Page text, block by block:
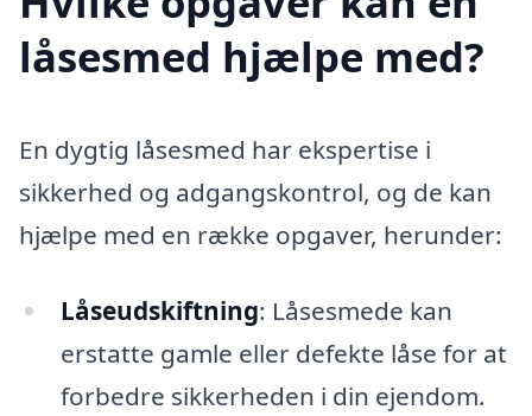
låsesmed hjælpe med?
En dygtig låsesmed har ekspertise i
sikkerhed og adgangskontrol, og de kan
hjælpe med en række opgaver, herunder:
Låseudskiftning: Låsesmede kan
erstatte gamle eller defekte låse for at
forbedre sikkerheden i din ejendom.